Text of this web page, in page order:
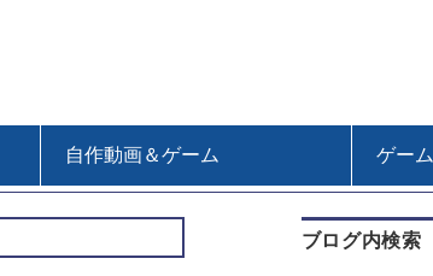
自作動画＆ゲーム ゲーム
ブログ内検索